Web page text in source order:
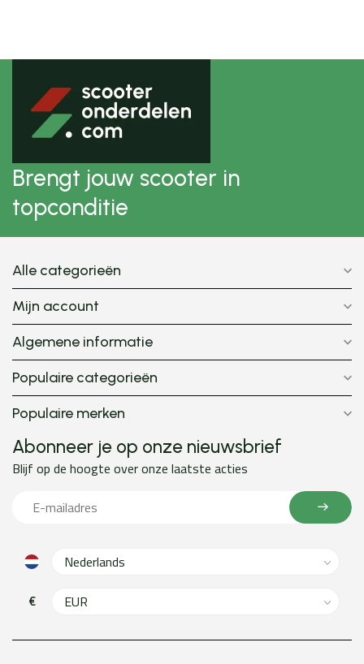
Brengt jouw scooter in
topconditie
Alle categorieën
Mijn account
Algemene informatie
Populaire categorieën
Populaire merken
Abonneer je op onze nieuwsbrief
Blijf op de hoogte over onze laatste acties
€